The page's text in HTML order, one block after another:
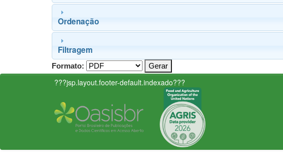
Ordenação
Filtragem
Formato:
???jsp.layout.footer-default.indexado???